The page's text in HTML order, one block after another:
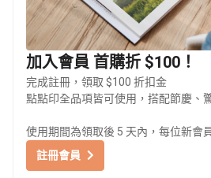
加入會員 首購折 $100！
完成註冊，領取 $100 折扣金
點點印全品項皆可使用，搭配節慶、
使用期間為領取後 5 天內，每位新會
註冊會員